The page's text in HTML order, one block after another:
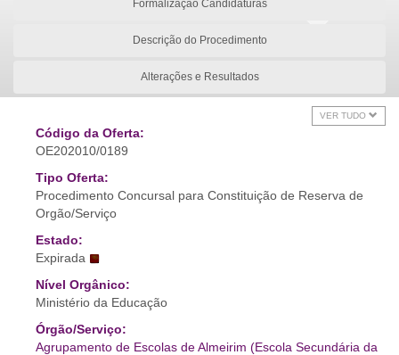
Formalização Candidaturas
Descrição do Procedimento
Alterações e Resultados
VER TUDO
Código da Oferta:
OE202010/0189
Tipo Oferta:
Procedimento Concursal para Constituição de Reserva de
Orgão/Serviço
Estado:
Expirada
Nível Orgânico:
Ministério da Educação
Órgão/Serviço:
Agrupamento de Escolas de Almeirim (Escola Secundária da